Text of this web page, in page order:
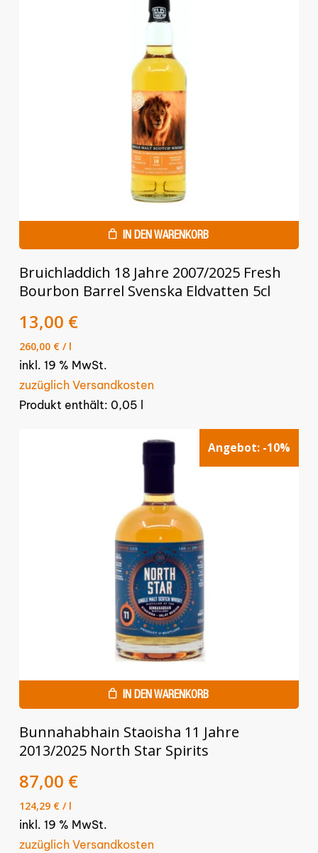
IN DEN WARENKORB
Bruichladdich 18 Jahre 2007/2025 Fresh
Bourbon Barrel Svenska Eldvatten 5cl
13,00 €
260,00 €/ l
inkl. 19 % MwSt.
zuzüglich Versandkosten
Produkt enthält: 0,05 l
Angebot: -10%
IN DEN WARENKORB
Bunnahabhain Staoisha 11 Jahre
2013/2025 North Star Spirits
Ursprünglicher
Preis
war:
97,00 €
87,00 €Aktueller
ist:
87,00 €.
124,29 €/ l
inkl. 19 % MwSt.
zuzüglich Versandkosten